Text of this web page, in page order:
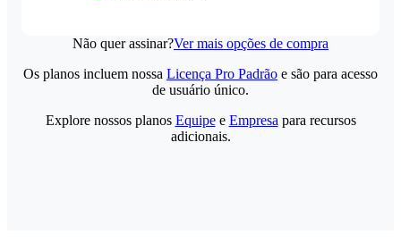
Não quer assinar?Ver mais opções de compra
Os planos incluem nossa Licença Pro Padrão e são para acesso
de usuário único.
Explore nossos planos Equipee Empresa para recursos
adicionais.